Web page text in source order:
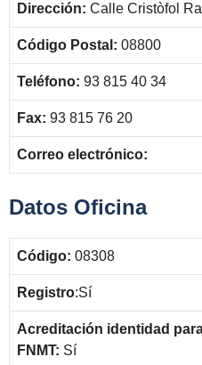
Dirección: Calle Cristòfol
Código Postal: 08800
Teléfono: 93 815 40 34
Fax: 93 815 76 20
Correo electrónico:
Datos Oficina
Código: 08308
Registro:Sí
Acreditación identidad
FNMT: Sí